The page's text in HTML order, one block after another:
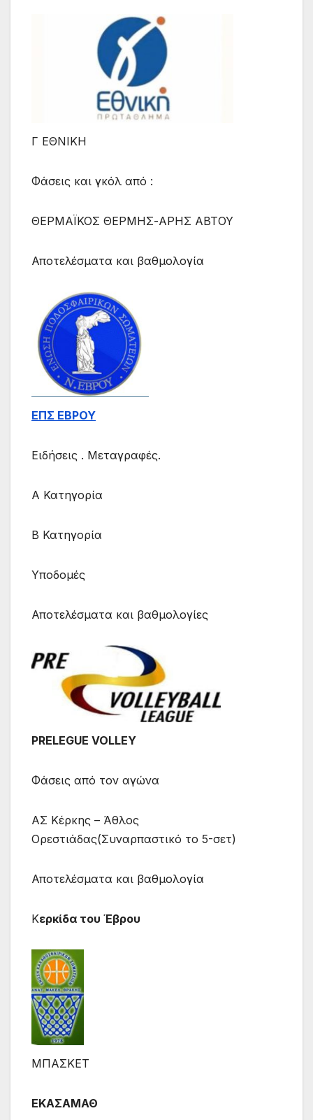
Γ ΕΘΝΙΚΗ
Φάσεις και γκόλ από :
ΘΕΡΜΑΪΚΟΣ ΘΕΡΜΗΣ-ΑΡΗΣ ΑΒΤΟΥ
Αποτελέσματα και βαθμολογία
ΕΠΣ ΕΒΡΟΥ
Ειδήσεις . Μεταγραφές.
Α Κατηγορία
Β Κατηγορία
Υποδομές
Αποτελέσματα και βαθμολογίες
PRELEGUE VOLLEY
Φάσεις από τον αγώνα
ΑΣ Κέρκης – Άθλος
Ορεστιάδας(Συναρπαστικό το 5-σετ)
Αποτελέσματα και βαθμολογία
Κερκίδα του Έβρου
ΜΠΑΣΚΕΤ
ΕΚΑΣΑΜΑΘ